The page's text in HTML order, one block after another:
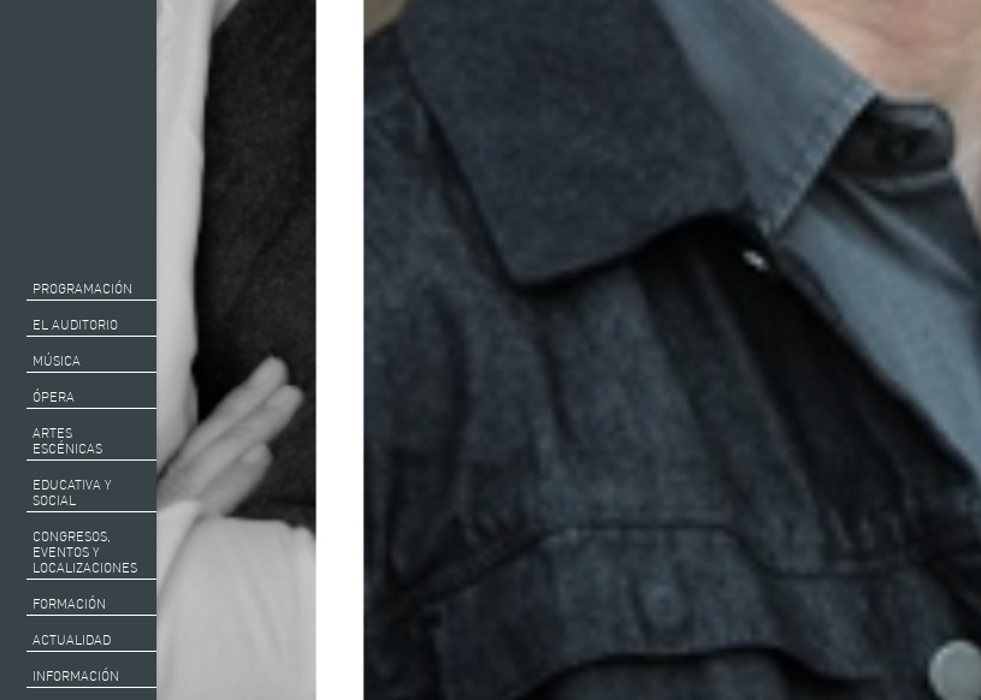
PROGRAMACIÓN
EL AUDITORIO
MÚSICA
ÓPERA
ARTES
ESCÉNICAS
EDUCATIVA Y
SOCIAL
CONGRESOS,
EVENTOS Y
LOCALIZACIONES
FORMACIÓN
ACTUALIDAD
INFORMACIÓN